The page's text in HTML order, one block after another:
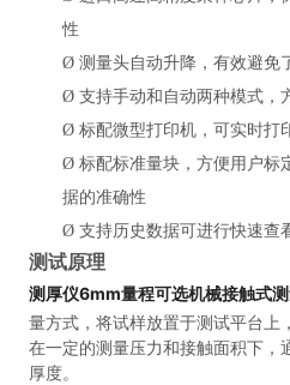
性
Ø 测量头自动升降，有效避免
Ø 支持手动和自动两种模式，
Ø 标配微型打印机，可实时打
Ø 标配标准量块，方便用户标
据的准确性
Ø 支持历史数据可进行快速查
测试原理
测厚仪6mm量程可选机械接触式
量方式，将试样放置于测试平台上
在一定的测量压力和接触面积下，
厚度。